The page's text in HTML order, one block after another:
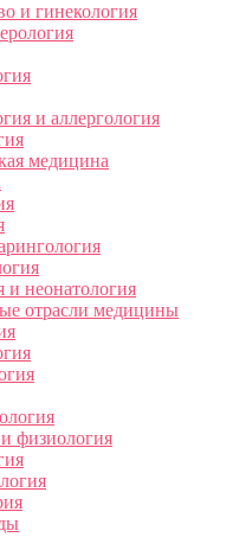
и гинекология
и аллергология
медицина
и неонатология
отрасли медицины
физиология